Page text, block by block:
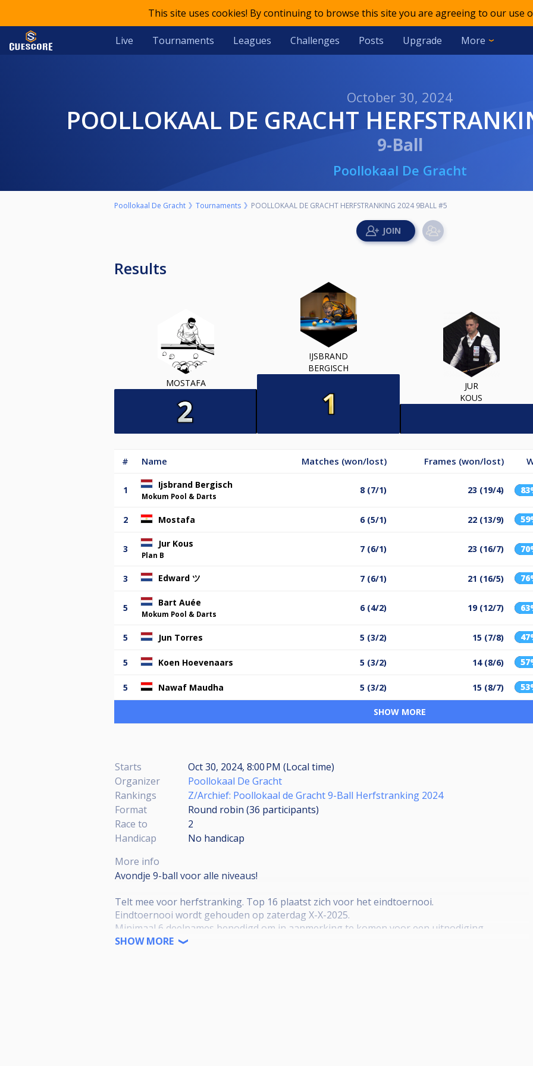
This site uses cookies! By continuing to browse this site you are agreeing to our use
Live Tournaments Leagues Challenges Posts Upgrade More
October 30, 2024
POOLLOKAAL DE GRACHT
9-Ball
Poollokaal De Gracht
Poollokaal De Gracht Tournaments POOLLOKAAL DE GRACHT HERFSTRANKING 2024 9BALL #5
Results
MOSTAFA
IJSBRAND
BERGISCH
JUR
KOUS
# Name Matches (won/lost) Frames (won/lost)
1 Ijsbrand Bergisch
Mokum Pool & Darts
8 (7/1) 23 (19/4)
2 Mostafa 6 (5/1) 22 (13/9)
3 Jur Kous
Plan B
7 (6/1) 23 (16/7)
3 Edward ツ 7 (6/1) 21 (16/5)
5 Bart Auée
Mokum Pool & Darts
6 (4/2) 19 (12/7)
5 Jun Torres 5 (3/2) 15 (7/8)
5 Koen Hoevenaars 5 (3/2) 14 (8/6)
5 Nawaf Maudha 5 (3/2) 15 (8/7)
SHOW MORE
Starts
Oct 30, 2024, 8:00 PM (Local time)
Organizer
Poollokaal De Gracht
Rankings
Z/Archief: Poollokaal de Gracht 9-Ball Herfstranking 2024
Format
Round robin (36 participants)
Race to
2
Handicap
No handicap
More info
Avondje 9-ball voor alle niveaus!
Telt mee voor herfstranking. Top 16 plaatst zich voor het eindtoernooi.
Eindtoernooi wordt gehouden op zaterdag X-X-2025.
Minimaal 6 deelnames benodigd om in aanmerking te komen voor een uitnodiging.
SHOW MORE